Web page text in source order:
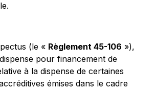
(le « Règlement 45-106 »),
pour financement de
à la dispense de certaines
émises dans le cadre